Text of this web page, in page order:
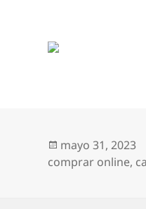
Publicado
el
mayo 31, 2023
comprar online,